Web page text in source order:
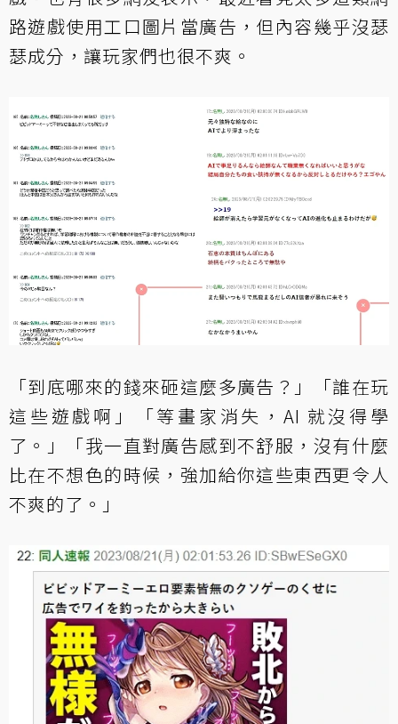
路遊戲使用工口圖片當廣告，但內容幾乎沒瑟
瑟成分，讓玩家們也很不爽。
「到底哪來的錢來砸這麼多廣告？」「誰在玩
這些遊戲啊」「等畫家消失，AI 就沒得學
了。」「我一直對廣告感到不舒服，沒有什麼
比在不想色的時候，強加給你這些東西更令人
不爽的了。」